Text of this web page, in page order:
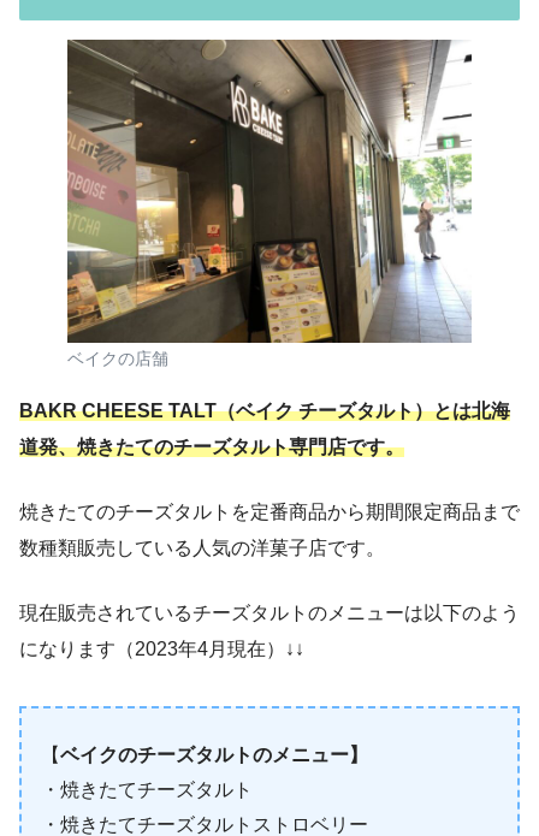
ベイクの店舗
BAKR CHEESE TALT（ベイク チーズタルト）とは北海
道発、焼きたてのチーズタルト専門店です。
焼きたてのチーズタルトを定番商品から期間限定商品まで
数種類販売している人気の洋菓子店です。
現在販売されているチーズタルトのメニューは以下のよう
になります（2023年4月現在）↓↓
【ベイクのチーズタルトのメニュー】
・焼きたてチーズタルト
・焼きたてチーズタルトストロベリー